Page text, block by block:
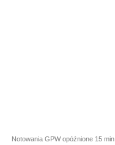
Notowania GPW opóźnione 15 min.